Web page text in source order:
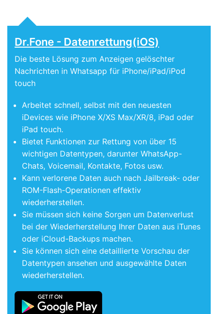
Dr.Fone - Datenrettung(iOS)
Die beste Lösung zum Anzeigen gelöschter
Nachrichten in Whatsapp für iPhone/iPad/iPod
touch
Arbeitet schnell, selbst mit den neuesten
iDevices wie iPhone X/XS Max/XR/8, iPad oder
iPad touch.
Bietet Funktionen zur Rettung von über 15
wichtigen Datentypen, darunter WhatsApp-
Chats, Voicemail, Kontakte, Fotos usw.
Kann verlorene Daten auch nach Jailbreak- oder
ROM-Flash-Operationen effektiv
wiederherstellen.
Sie müssen sich keine Sorgen um Datenverlust
bei der Wiederherstellung Ihrer Daten aus iTunes
oder iCloud-Backups machen.
Sie können sich eine detaillierte Vorschau der
Datentypen ansehen und ausgewählte Daten
wiederherstellen.